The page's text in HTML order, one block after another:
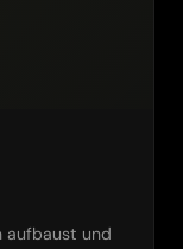
aufbaust und